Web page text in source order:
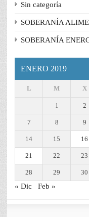
Sin categoría
SOBERANÍA
SOBERANÍA
ENERO 2019
L M X
1 2
7 8 9
14 15 16
21 22 23
28 29 30
« Dic Feb »